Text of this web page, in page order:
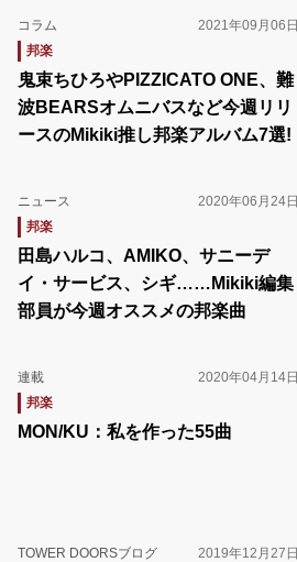
コラム
2021年09月06日
邦楽
鬼束ちひろやPIZZICATO ONE、難
波BEARSオムニバスなど今週リリ
ースのMikiki推し邦楽アルバム7選!
ニュース
2020年06月24日
邦楽
田島ハルコ、AMIKO、サニーデ
イ・サービス、シギ……Mikiki編集
部員が今週オススメの邦楽曲
連載
2020年04月14日
邦楽
MON/KU：私を作った55曲
TOWER DOORSブログ
2019年12月27日